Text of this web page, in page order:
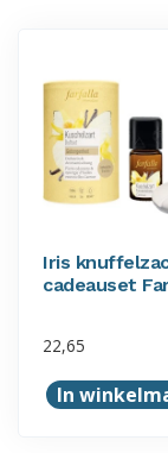
Iris
cadeauset
22,65
In